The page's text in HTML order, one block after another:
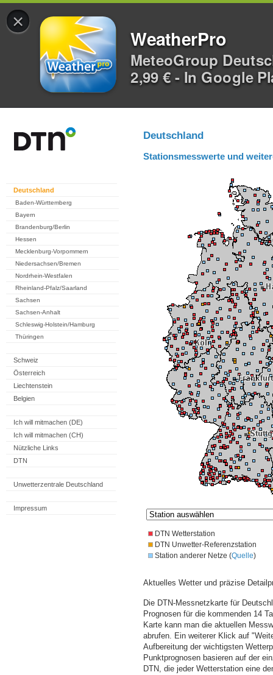
×
WeatherPro
MeteoGroup
2,99 € - In Google
Deutschland
Baden-Württemberg
Bayern
Brandenburg/Berlin
Hessen
Mecklenburg-Vorpommern
Niedersachsen/Bremen
Nordrhein-Westfalen
Rheinland-Pfalz/Saarland
Sachsen
Sachsen-Anhalt
Schleswig-Holstein/Hamburg
Thüringen
Schweiz
Österreich
Liechtenstein
Belgien
Ich will mitmachen (DE)
Ich will mitmachen (CH)
Nützliche Links
DTN
Unwetterzentrale Deutschland
Impressum
Deutschland
Stationsmesswerte und
DTN Wetterstation
DTN Unwetter-Referenzstation
Station anderer Netze (Quelle)
Aktuelles Wetter und präzise
Die DTN-Messnetzkarte für
Prognosen für die kommenden 14
Karte kann man die aktuellen
abrufen. Ein weiterer Klick auf
Aufbereitung der wichtigsten
Punktprognosen basieren auf der
DTN, die jeder Wetterstation eine